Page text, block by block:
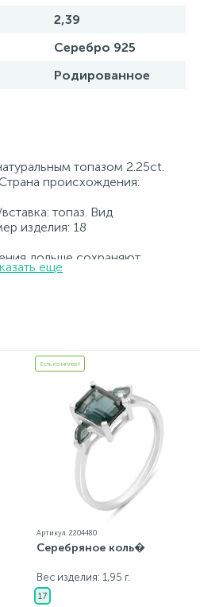
2,39
Серебро 925
Родированное
топазом 2.25ct.
происхождения:
топаз. Вид
изделия: 18
дольше сохраняют
состояние, а именно цвет и
службой Украины, на
прилагаются
параметров.*Цвета
незначительно отличаться
цветопередачи
еще
Есть комплект
Артикул: 2204480
Серебряное коль�
Вес изделия: 1,95 г.
17